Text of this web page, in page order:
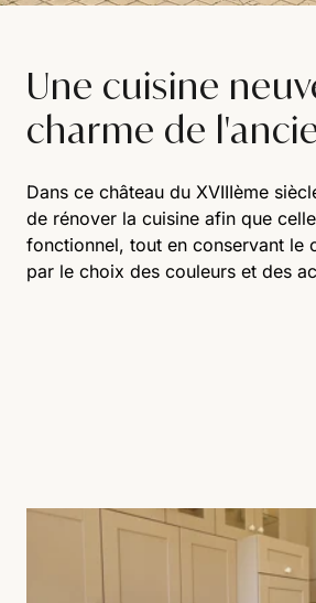
Une cuisine
charme de
Dans ce château du XVIIIème
de rénover la cuisine afin que
fonctionnel, tout en conservant le
par le choix des couleurs et des